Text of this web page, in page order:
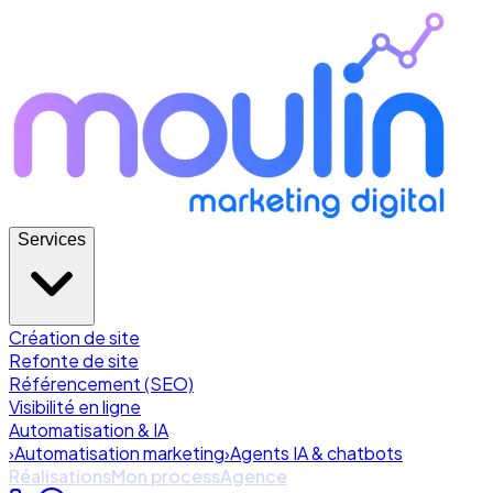
Services
Création de site
Refonte de site
Référencement (SEO)
Visibilité en ligne
Automatisation & IA
›Automatisation marketing›Agents IA & chatbots
RéalisationsMon processAgence